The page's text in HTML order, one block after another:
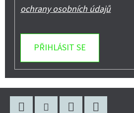
ochrany osobních údajů
PŘIHLÁSIT SE